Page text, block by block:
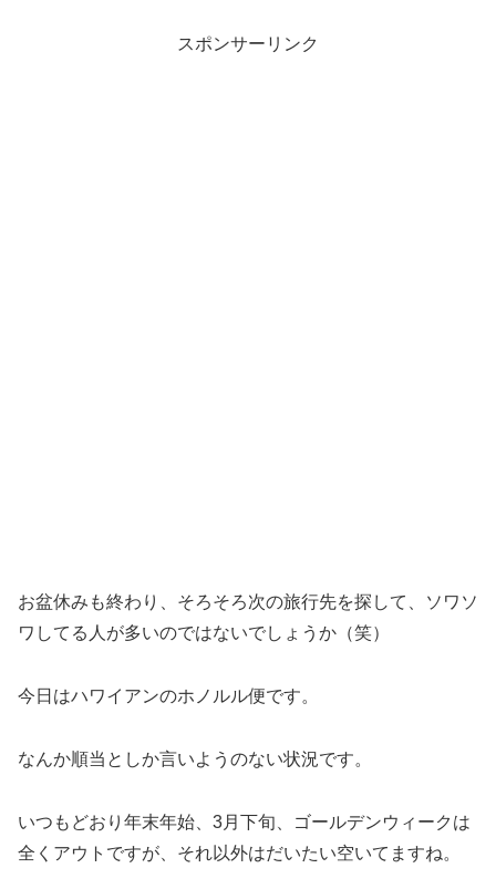
スポンサーリンク
お盆休みも終わり、そろそろ次の旅行先を探して、ソワソ
ワしてる人が多いのではないでしょうか（笑）
今日はハワイアンのホノルル便です。
なんか順当としか言いようのない状況です。
いつもどおり年末年始、3月下旬、ゴールデンウィークは
全くアウトですが、それ以外はだいたい空いてますね。